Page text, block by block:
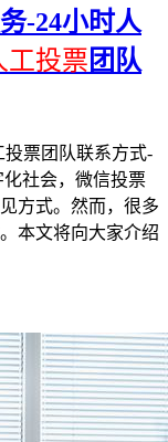
-24小时人
工投票 团队
投票团队联系方式-
社会，微信投票
方式。然而，很多
本文将向大家介绍